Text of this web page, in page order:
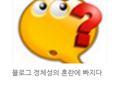
블로그 정체성의 혼란에 빠지다